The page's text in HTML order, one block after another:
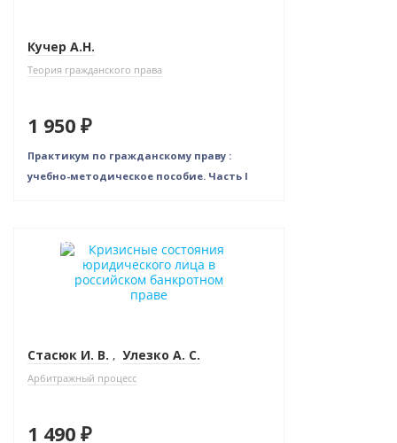
Кучер А.Н.
Теория гражданского права
1 950 ₽
Практикум по гражданскому праву :
учебно-методическое пособие. Часть I
Новинка
Стасюк И. В. , Улезко А. С.
Арбитражный процесс
1 490 ₽